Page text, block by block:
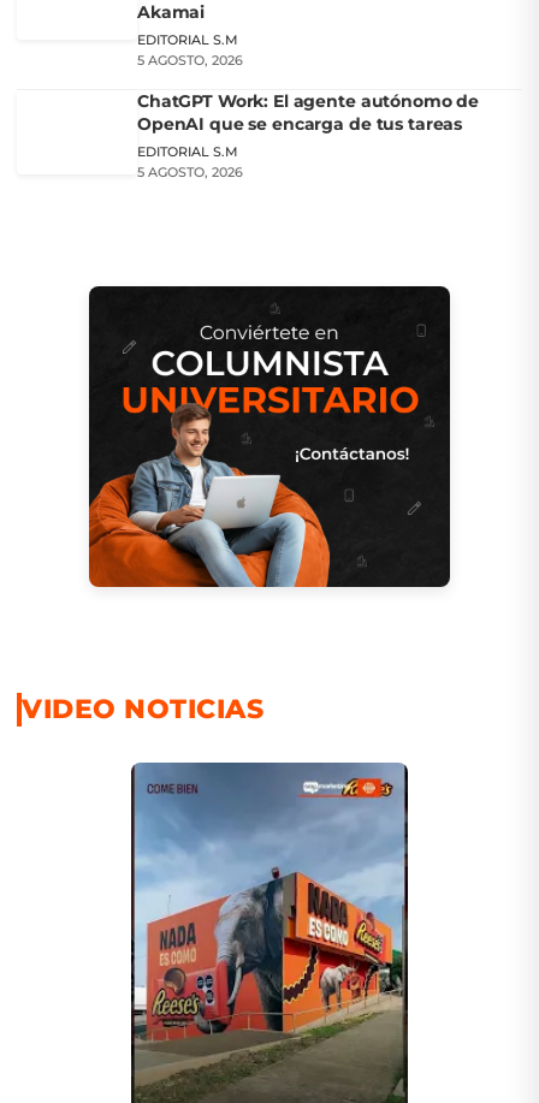
Akamai
EDITORIAL S.M
5 AGOSTO, 2026
ChatGPT Work: El agente autónomo de
OpenAI que se encarga de tus tareas
EDITORIAL S.M
5 AGOSTO, 2026
VIDEO NOTICIAS